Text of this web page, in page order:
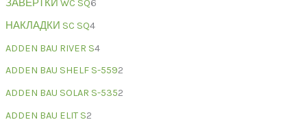
ЗАВЕРТКИ WC SQ6
НАКЛАДКИ SC SQ4
ADDEN BAU RIVER S4
ADDEN BAU SHELF S-5592
ADDEN BAU SOLAR S-5352
ADDEN BAU ELIT S2